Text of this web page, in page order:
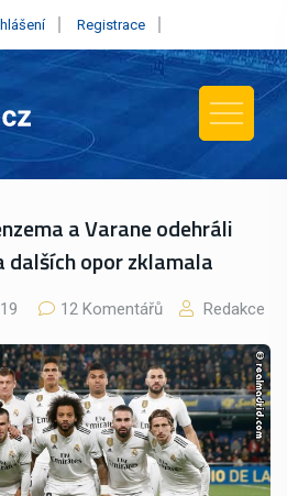
Registrace
a Varane odehráli
dalších opor zklamala
12 Komentářů Redakce